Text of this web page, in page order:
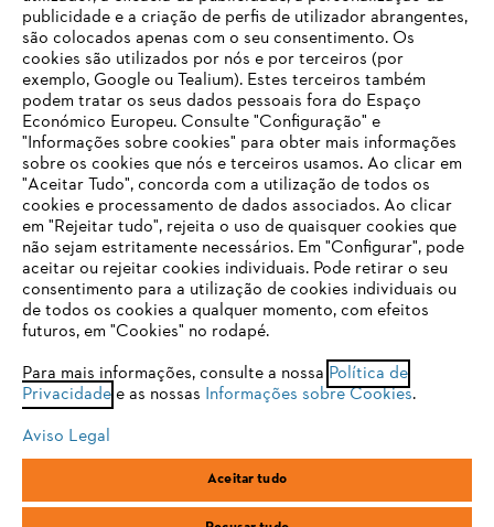
Empresa
FAQs Loja Online
Contacto
Condições gerais de venda Proteção de Dados
Sobre nós
R.C.Emp. Ed.3-P.0-Lj.2
O SEU NAVEGADOR NÃO SUPORTA
ESTE WEBSITE
Está utilizar um navegador que ainda não suportamos. Para
obter o melhor uso de nosso site, recomendamos que altere
para um dos seguintes navegadores:
firefox chrome
safari edge
publicidade e a criação de perfis de utilizador abrangentes,
são colocados apenas com o seu consentimento. Os
cookies são utilizados por nós e por terceiros (por
exemplo, Google ou Tealium). Estes terceiros também
podem tratar os seus dados pessoais fora do Espaço
Económico Europeu. Consulte "Configuração" e
"Informações sobre cookies" para obter mais informações
sobre os cookies que nós e terceiros usamos. Ao clicar em
"Aceitar Tudo", concorda com a utilização de todos os
cookies e processamento de dados associados. Ao clicar
em "Rejeitar tudo", rejeita o uso de quaisquer cookies que
não sejam estritamente necessários. Em "Configurar", pode
aceitar ou rejeitar cookies individuais. Pode retirar o seu
consentimento para a utilização de cookies individuais ou
de todos os cookies a qualquer momento, com efeitos
futuros, em "Cookies" no rodapé.
Para mais informações, consulte a nossa Política de
Privacidadee as nossas Informações sobre Cookies.
Aviso Legal
Aceitar tudo